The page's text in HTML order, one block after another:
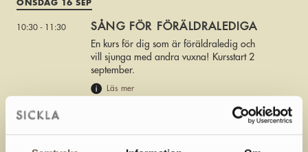
ONSDAG 16 SEP
10:30 - 11:30 SÅNG FÖR FÖRÄLDRALEDIGA
En kurs för dig som är föräldraledig och
vill sjunga med andra vuxna! Kursstart 2
september.
Läs mer
13:00 - 15:00
SKISS OCH MÅLERI FÖR
VUXNA